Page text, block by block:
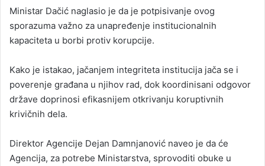
Ministar Dačić naglasio je da je potpisivanje ovog
sporazuma važno za unapređenje institucionalnih
kapaciteta u borbi protiv korupcije.
Kako je istakao, jačanjem integriteta institucija jača se i
poverenje građana u njihov rad, dok koordinisani odgovor
države doprinosi efikasnijem otkrivanju koruptivnih
krivičnih dela.
Direktor Agencije Dejan Damnjanović naveo je da će
Agencija, za potrebe Ministarstva, sprovoditi obuke u